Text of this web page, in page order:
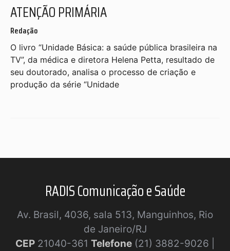
ATENÇÃO PRIMÁRIA
Redação
O livro “Unidade Básica: a saúde pública brasileira na
TV”, da médica e diretora Helena Petta, resultado de
seu doutorado, analisa o processo de criação e
produção da série “Unidade
RADIS Comunicação e Saúde
Av. Brasil, 4036, sala 513, Manguinhos, Rio
de Janeiro/RJ
CEP 21040-361 Telefone (21) 3882-9026 |